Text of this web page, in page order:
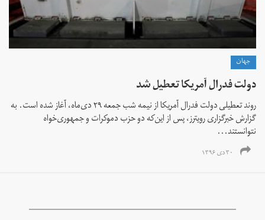
جهان
دولت فدرال آمریکا تعطیل شد
روند تعطیلی دولت فدرال آمریکا از نیمه شب جمعه ۲۹ دی‌ماه، آغاز شده است. به
گزارش خبرگزاری رویترز، پس از این‌که دو حزب دموکرات و جمهوری‌خواه
نتوانستند...
۳۰ دی ۱۳۹۶